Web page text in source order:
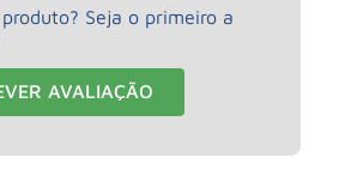
produto? Seja o primeiro a
AVALIAÇÃO